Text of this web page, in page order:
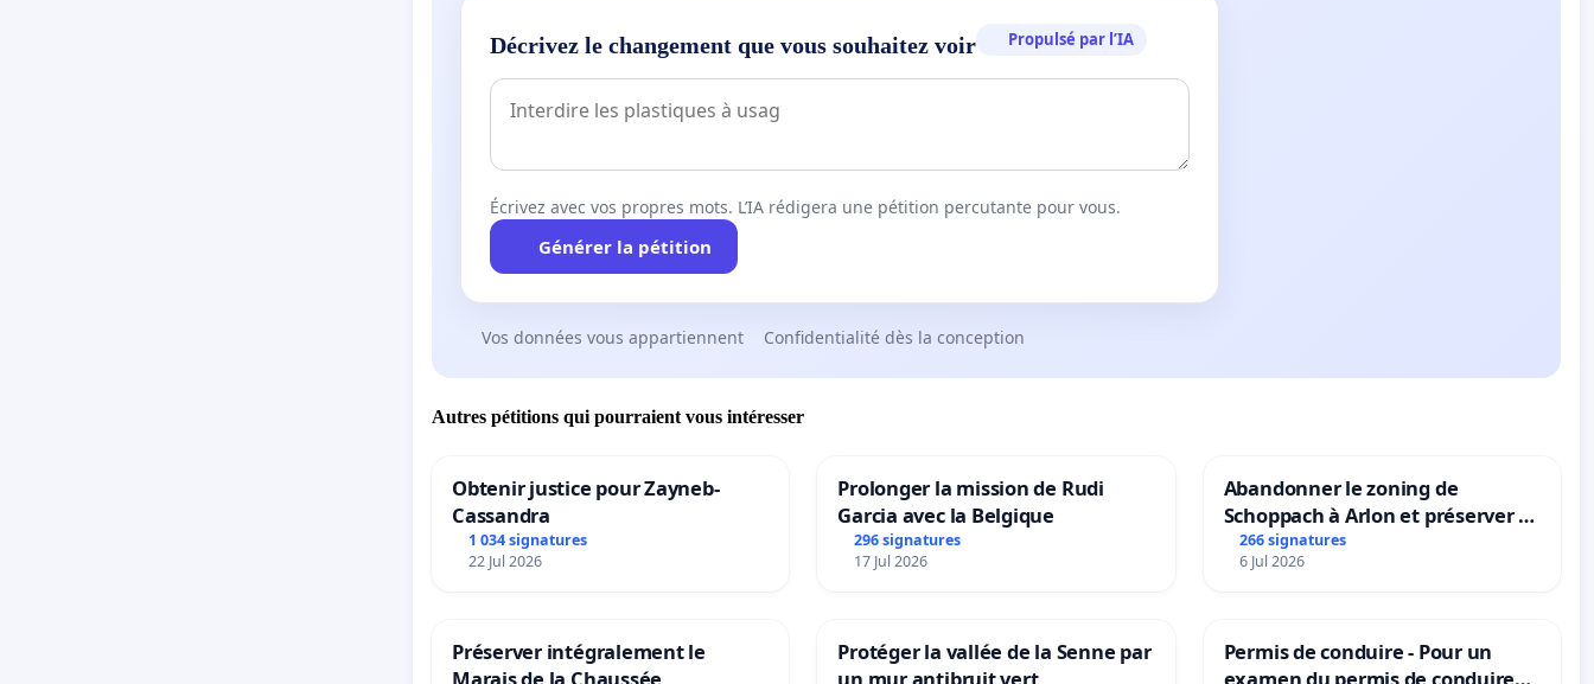
Décrivez le changement que vous souhaitez voir Propulsé par l’IA
Écrivez avec vos propres mots. L’IA rédigera une pétition percutante pour vous.
Générer la pétition
Vos données vous appartiennent Confidentialité dès la conception
Autres pétitions qui pourraient vous intéresser
Obtenir justice pour Zayneb-
Cassandra
1 034 signatures
22 Jul 2026
Prolonger la mission de Rudi
Garcia avec la Belgique
296 signatures
17 Jul 2026
Abandonner le zoning de
Schoppach à Arlon et préserver le
site naturel
266 signatures
6 Jul 2026
Préserver intégralement le
Protéger la vallée de la Senne par
Permis de conduire - Pour un